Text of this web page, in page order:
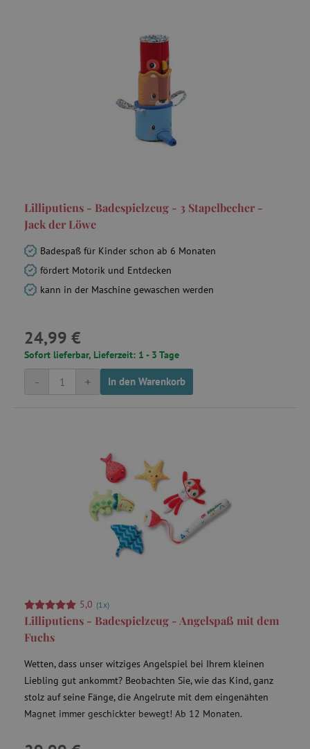
Lilliputiens - Badespielzeug - 3 Stapelbecher -
Jack der Löwe
Badespaß für Kinder schon ab 6 Monaten
fördert Motorik und Entdecken
kann in der Maschine gewaschen werden
24,99 €
Sofort lieferbar, Lieferzeit: 1 - 3 Tage
+
- In den Warenkorb
5,0 (1x)
Lilliputiens - Badespielzeug - Angelspaß mit dem
Fuchs
Wetten, dass unser witziges Angelspiel bei Ihrem kleinen
Liebling gut ankommt? Beobachten Sie, wie das Kind, ganz
stolz auf seine Fänge, die Angelrute mit dem eingenähten
Magnet immer geschickter bewegt! Ab 12 Monaten.
FPAU
_lb
_lb_ccc
product_filter_remember www.agathaswelt.de
_sp_ses.ab3e
CookieScriptConsent
Cloudflare Inc.
.heureka.cz